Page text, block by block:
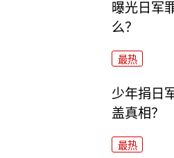
曝光日军
么？
最热
少年捐日
盖真相？
最热